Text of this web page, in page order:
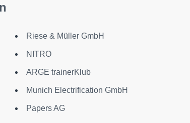
Riese & Müller GmbH
NITRO
ARGE trainerKlub
Munich Electrification GmbH
Papers AG